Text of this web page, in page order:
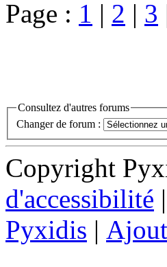
Page : 1 | 2 | 3
Consultez d'autres forums
Changer de forum :
Copyright
d'accessibilité |
Pyxidis |